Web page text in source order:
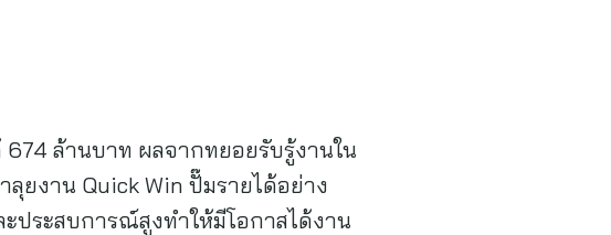
674 ล้านบาท ผลจากทยอยรับรู้งานใน
ยงาน Quick Win ปั๊มรายได้อย่าง
ประสบการณ์สูงทำให้มีโอกาสได้งาน